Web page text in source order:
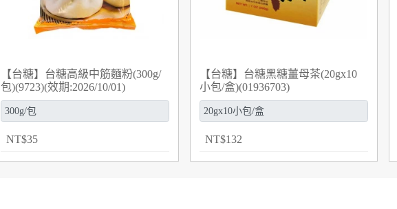
【台糖】台糖高級中筋麵粉(300g/
包)(9723)(效期:2026/10/01)
NT$35
【台糖】台糖黑糖薑母茶(20gx10
小包/盒)(01936703)
NT$132